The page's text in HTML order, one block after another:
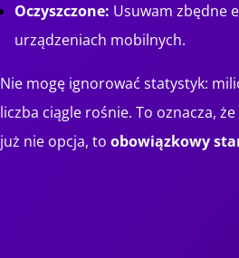
Oczyszczone: Usuwam zbędne
urządzeniach mobilnych.
Nie mogę ignorować statystyk:
liczba ciągle rośnie. To oznacza,
już nie opcja, toobowiązkowy